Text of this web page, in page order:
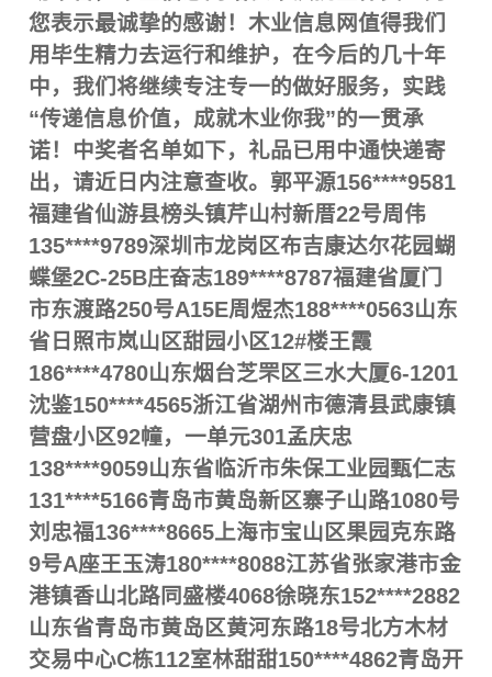
您表示最诚挚的感谢！ 木业信息网值得我们
用毕生精力去运行和维护，在今后的几十年
中，我们将继续专注专一的做好服务，实践
“传递信息价值，成就木业你我”的一贯承
诺！ 中奖者名单如下，礼品已用中通快递寄
出，请近日内注意查收。郭平源156****9581
福建省仙游县榜头镇芹山村新厝22号周伟
135****9789深圳市龙岗区布吉康达尔花园蝴
蝶堡2C-25B庄奋志189****8787福建省厦门
市东渡路250号A15E周煜杰188****0563山东
省日照市岚山区甜园小区12#楼王霞
186****4780山东烟台芝罘区三水大厦6-1201
沈鉴150****4565浙江省湖州市德清县武康镇
营盘小区92幢，一单元301孟庆忠
138****9059山东省临沂市朱保工业园甄仁志
131****5166青岛市黄岛新区寨子山路1080号
刘忠福136****8665上海市宝山区果园克东路
9号A座王玉涛180****8088江苏省张家港市金
港镇香山北路同盛楼4068徐晓东152****2882
山东省青岛市黄岛区黄河东路18号北方木材
交易中心C栋112室林甜甜150****4862青岛开